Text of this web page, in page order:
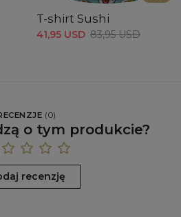
T-shirt Sushi
41,95 USD 83,95 USD
(0)
o tym produkcie?
recenzję